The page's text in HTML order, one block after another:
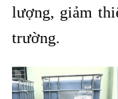
lượng, giảm
trường.